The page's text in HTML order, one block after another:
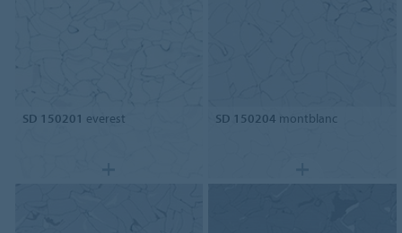
SD 150201 everest SD 150204 montblanc